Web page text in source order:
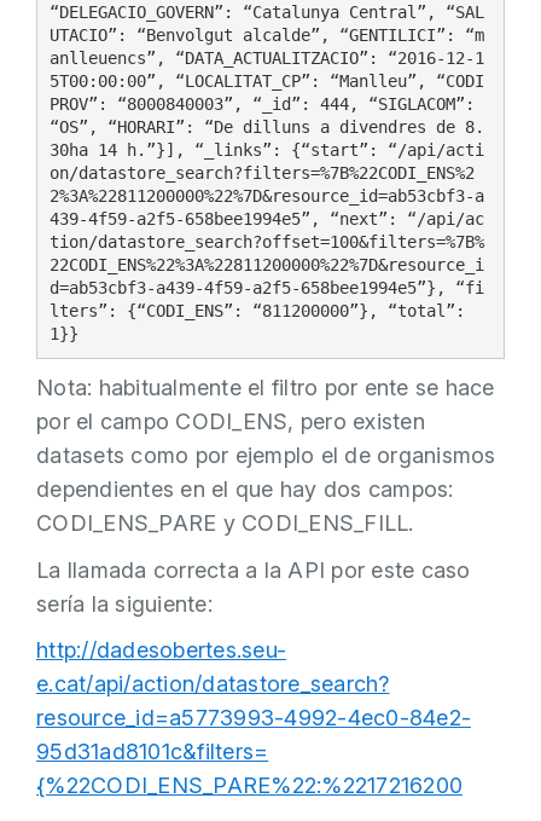
“DELEGACIO_GOVERN”: “Catalunya Central”, “SAL
UTACIO”: “Benvolgut alcalde”, “GENTILICI”: “m
anlleuencs”, “DATA_ACTUALITZACIO”: “2016-12-1
5T00:00:00”, “LOCALITAT_CP”: “Manlleu”, “CODI
PROV”: “8000840003”, “_id”: 444, “SIGLACOM”:
“OS”, “HORARI”: “De dilluns a divendres de 8.
30ha 14 h.”}], “_links”: {“start”: “/api/acti
on/datastore_search?filters=%7B%22CODI_ENS%2
2%3A%22811200000%22%7D&resource_id=ab53cbf3-a
439-4f59-a2f5-658bee1994e5”, “next”: “/api/ac
tion/datastore_search?offset=100&filters=%7B%
22CODI_ENS%22%3A%22811200000%22%7D&resource_i
d=ab53cbf3-a439-4f59-a2f5-658bee1994e5”}, “fi
lters”: {“CODI_ENS”: “811200000”}, “total”:
1}}
Nota: habitualmente el filtro por ente se hace
por el campo CODI_ENS, pero existen
datasets como por ejemplo el de organismos
dependientes en el que hay dos campos:
CODI_ENS_PARE y CODI_ENS_FILL.
La llamada correcta a la API por este caso
sería la siguiente:
http://dadesobertes.seu-
e.cat/api/action/datastore_search?
resource_id=a5773993-4992-4ec0-84e2-
95d31ad8101c&filters=
{%22CODI_ENS_PARE%22:%2217216200